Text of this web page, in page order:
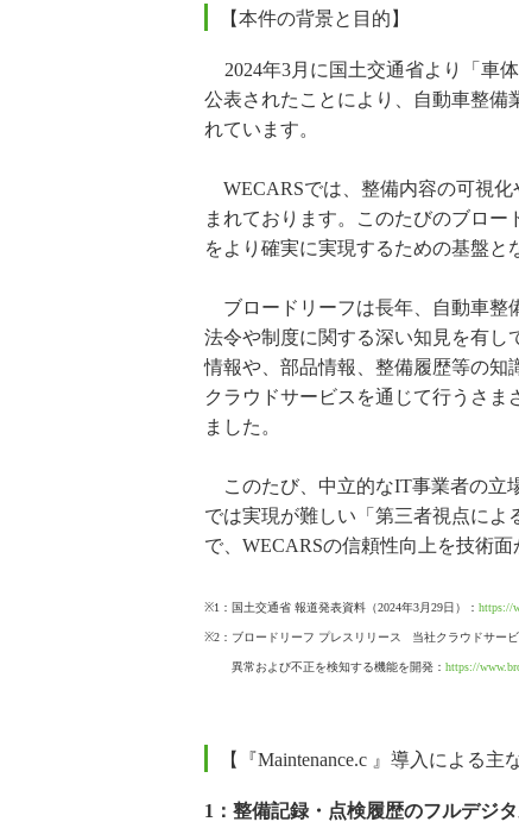
【本件の背景と目的】
2024年3月に国土交通省より「車
公表されたことにより、自動車整備
れています。
WECARSでは、整備内容の可視化
まれております。このたびのブロー
をより確実に実現するための基盤と
ブロードリーフは長年、自動車整
法令や制度に関する深い知見を有し
情報や、部品情報、整備履歴等の知
クラウドサービスを通じて行うさ
ました。
このたび、中立的なIT事業者の立
では実現が難しい「第三者視点によ
で、WECARSの信頼性向上を技術面
※1：国土交通省 報道発表資料（2024年3月29日）： https://
※2：ブロードリーフ プレスリリース 当社クラウドサー
異常および不正を検知する機能を開発： https://
【『Maintenance.c 』導入による主
1：整備記録・点検履歴のフルデジ